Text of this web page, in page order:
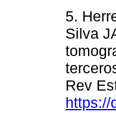
5.
Silva
Rev
https://